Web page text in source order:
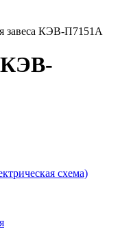
завеса КЭВ-П7151A
КЭВ-
схема)